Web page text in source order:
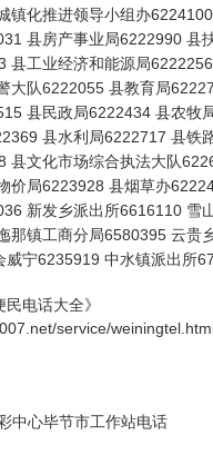
镇化推进领导小组办
县房产事业局6222990 县
县工业经济和能源局
大队6222055 县教育局
县民政局6222434 县农牧
县水利局6222717 县铁
县文化市场综合执法大队
价局6223928 县烟草办
新发乡派出所6616110 雪
那镇工商分局6580395 云贵
威宁6235919 中水镇派出所
民电话大全》
service/
中心毕节市工作站电话